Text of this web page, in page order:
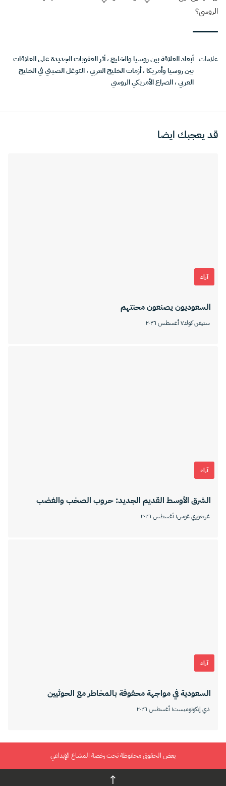
الروسي؟
علامات أبعاد العلاقة بين روسيا والخليج،أثر العقوبات الجديدة على العلاقات
بين روسيا وأمريكا،أزمات الخليج العربي،التوغل الصيني في الخليج
العربي،الصراع الأمريكي الروسي
قد يعجبك ايضا
آراء
السعوديون يصنعون محنتهم
ستيفن كوك٧ أغسطس ٢٠٢٦
آراء
الشرق الأوسط القديم الجديد: حروب الصخب والغضب
غريغوري غوس١ أغسطس ٢٠٢٦
آراء
السعودية في مواجهة محفوفة بالمخاطر مع الحوثيين
ذي إيكونوميست١ أغسطس ٢٠٢٦
بعض الحقوق محفوظة تحت رخصة المشاع الإبداعي
↑